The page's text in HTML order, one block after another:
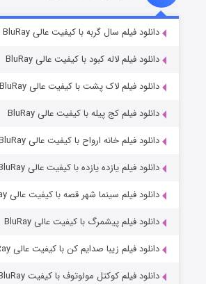
قسمت۷ (زیرنویس)
دانلود فیلم سال گربه با کیفیت عالی BluRay
دانلود فیلم لاله کبود با کیفیت عالی BluRay
دانلود فیلم لاک پشت با کیفیت عالی BluRay
دانلود فیلم کج‌ پیله با کیفیت عالی BluRay
دانلود فیلم خانه ارواح با کیفیت عالی BluRay
دانلود فیلم یازده یازده با کیفیت عالی BluRay
دانلود فیلم سینما شهر قصه با کیفیت عالی BluRay
دانلود فیلم پیشمرگ با کیفیت عالی BluRay
دانلود فیلم زیبا صدایم کن با کیفیت عالی BluRay
دانلود فیلم کوکتل مولوتوف با کیفیت BluRay